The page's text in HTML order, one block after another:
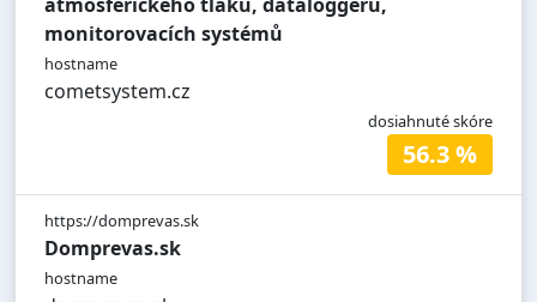
monitorovacích systémů
hostname
cometsystem.cz
dosiahnuté skóre
56.3 %
https://domprevas.sk
Domprevas.sk
hostname